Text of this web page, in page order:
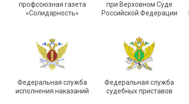
профсоюзная газета
«Солидарность»
при Верховном Суде
Российской Федерации
Федеральная служба
исполнения наказаний
Федеральная служба
судебных приставов